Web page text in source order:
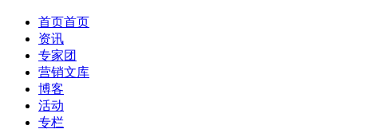
首页首页
资讯
专家团
营销文库
博客
活动
专栏